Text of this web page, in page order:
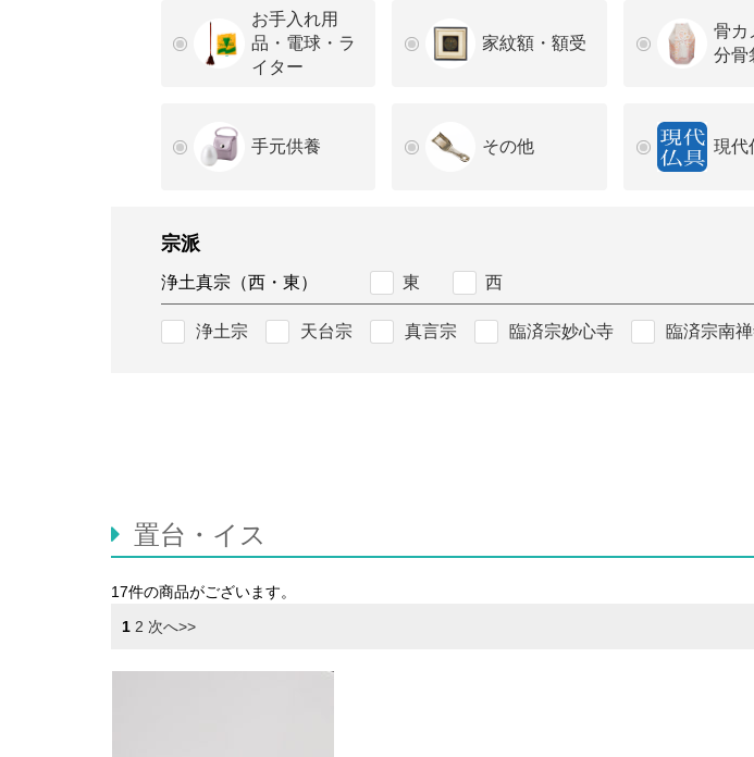
お手入れ用
品・電球・ラ
イター
家紋額・額受
骨カ
分骨
手元供養 その他 現代
宗派
浄土真宗（西・東） 東 西
浄土宗 天台宗 真言宗 臨済宗妙心寺 臨済宗南
置台・イス
17件の商品がございます。
1 2 次へ>>